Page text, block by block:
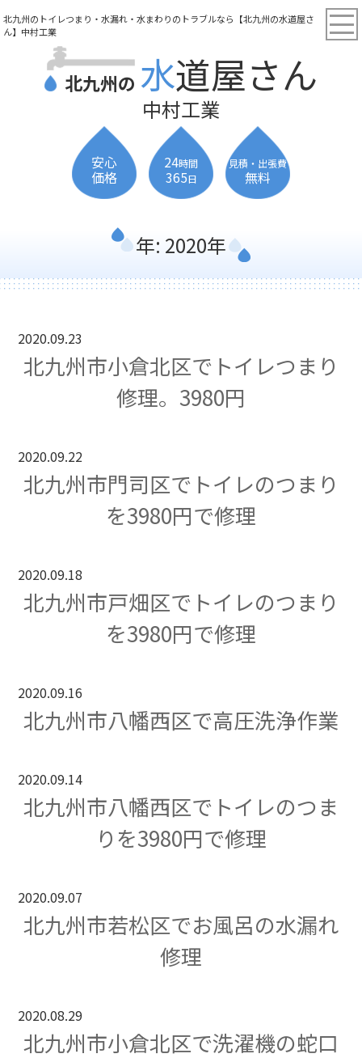
北九州のトイレつまり・水漏れ・水まわりのトラブルなら【北九州の水道屋さ
ん】中村工業
北九州の 水道屋さん
中村工業
安心
価格
24時間
365日
見積・出張費
無料
年: 2020年
2020.09.23
北九州市小倉北区でトイレつまり
修理。3980円
2020.09.22
北九州市門司区でトイレのつまり
を3980円で修理
2020.09.18
北九州市戸畑区でトイレのつまり
を3980円で修理
2020.09.16
北九州市八幡西区で高圧洗浄作業
2020.09.14
北九州市八幡西区でトイレのつま
りを3980円で修理
2020.09.07
北九州市若松区でお風呂の水漏れ
修理
2020.08.29
北九州市小倉北区で洗濯機の蛇口